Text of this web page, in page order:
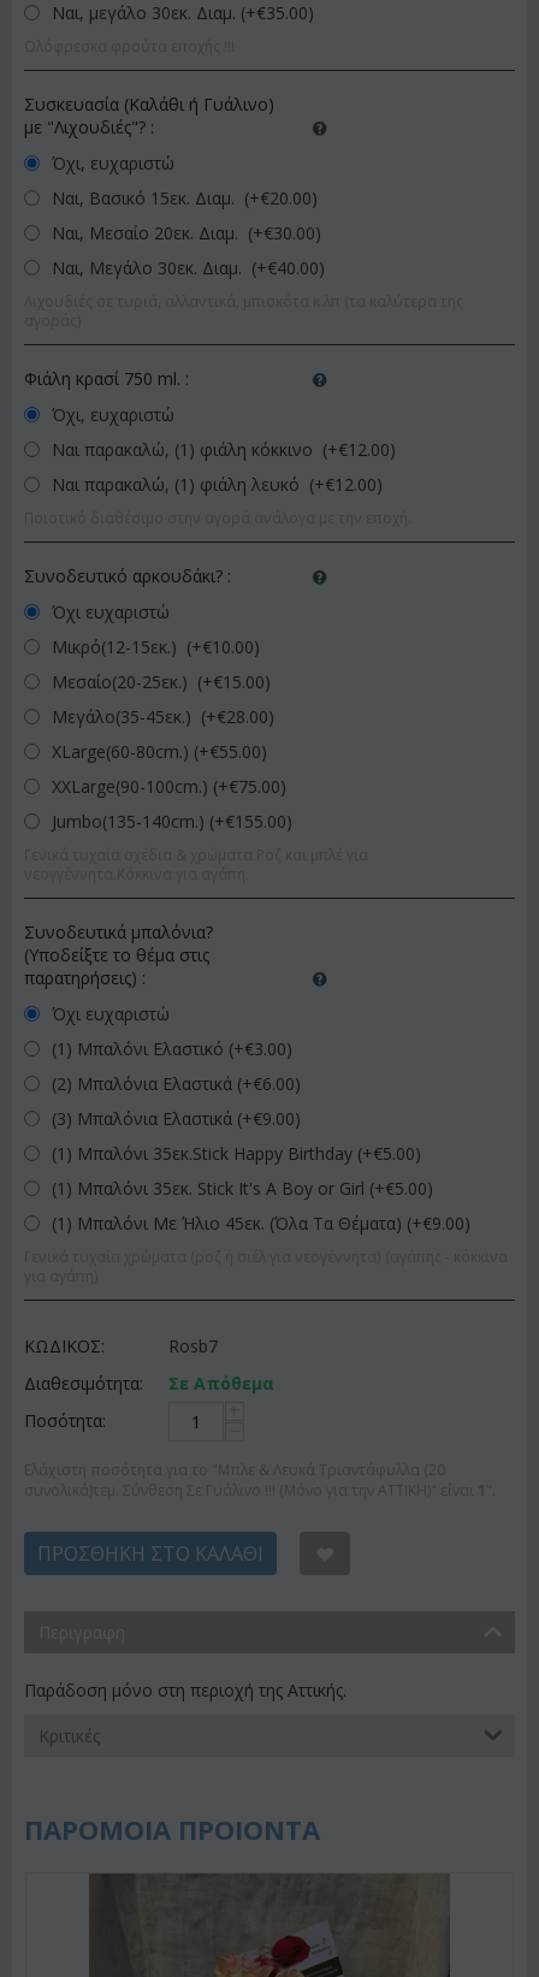
Ναι, μεγάλο 30εκ. Διαμ. (+€35.00)
Συσκευασία (Καλάθι ή Γυάλινο)
με "Λιχουδιές"? :
Όχι, ευχαριστώ
Ναι, Βασικό 15εκ. Διαμ. (+€20.00)
Ναι, Μεσαίο 20εκ. Διαμ. (+€30.00)
Ναι, Μεγάλο 30εκ. Διαμ. (+€40.00)
Φιάλη κρασί 750 ml. :
Όχι, ευχαριστώ
Ναι παρακαλώ, (1) φιάλη κόκκινο (+€12.00)
Ναι παρακαλώ, (1) φιάλη λευκό (+€12.00)
Συνοδευτικό αρκουδάκι? :
Όχι ευχαριστώ
Μικρό(12-15εκ.) (+€10.00)
Μεσαίο(20-25εκ.) (+€15.00)
Μεγάλο(35-45εκ.) (+€28.00)
XLarge(60-80cm.) (+€55.00)
XXLarge(90-100cm.) (+€75.00)
Jumbo(135-140cm.) (+€155.00)
Συνοδευτικά μπαλόνια?
(Υποδείξτε το θέμα στις
παρατηρήσεις) :
Όχι ευχαριστώ
(1) Μπαλόνι Ελαστικό (+€3.00)
(2) Μπαλόνια Ελαστικά (+€6.00)
(3) Μπαλόνια Ελαστικά (+€9.00)
(1) Μπαλόνι 35εκ.Stick Happy Birthday (+€5.00)
(1) Μπαλόνι 35εκ. Stick It's A Boy or Girl (+€5.00)
(1) Μπαλόνι Με Ήλιο 45εκ. (Όλα Τα Θέματα) (+€9.00)
ΚΩΔΙΚΟΣ:
Rosb7
Διαθεσιμότητα:
Σε Απόθεμα
Ποσότητα:
ΠΡΟΣΘΉΚΗ ΣΤΟ ΚΑΛΆΘΙ
Παράδοση μόνο στη περιοχή της Αττικής.
Κριτικές
ΠΑΡΟΜΟΙΑ ΠΡΟΙΟΝΤΑ